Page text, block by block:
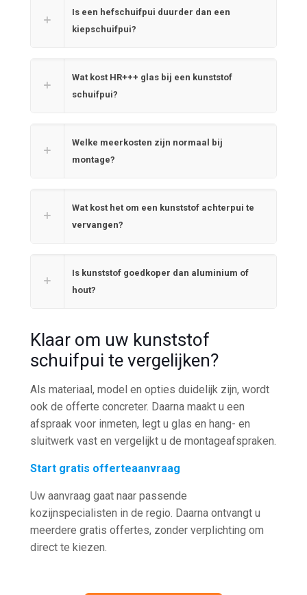
Is een hefschuifpui duurder dan een
kiepschuifpui?
Wat kost HR+++ glas bij een kunststof
schuifpui?
Welke meerkosten zijn normaal bij
montage?
Wat kost het om een kunststof achterpui te
vervangen?
Is kunststof goedkoper dan aluminium of
hout?
Klaar om uw kunststof
schuifpui te vergelijken?
Als materiaal, model en opties duidelijk zijn, wordt
ook de offerte concreter. Daarna maakt u een
afspraak voor inmeten, legt u glas en hang- en
sluitwerk vast en vergelijkt u de montageafspraken.
Start gratis offerteaanvraag
Uw aanvraag gaat naar passende
kozijnspecialisten in de regio. Daarna ontvangt u
meerdere gratis offertes, zonder verplichting om
direct te kiezen.